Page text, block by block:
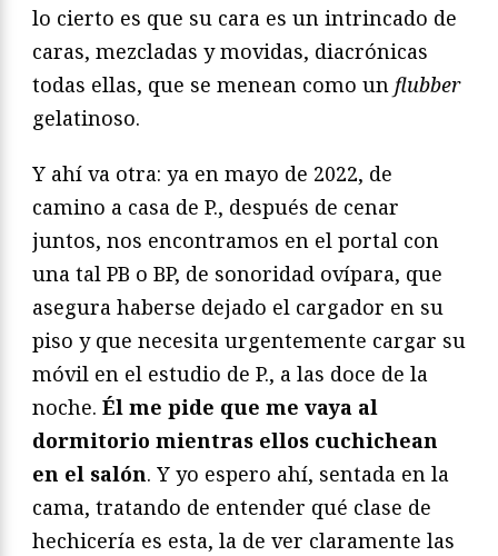
lo cierto es que su cara es un intrincado de
caras, mezcladas y movidas, diacrónicas
todas ellas, que se menean como un flubber
gelatinoso.
Y ahí va otra: ya en mayo de 2022, de
camino a casa de P., después de cenar
juntos, nos encontramos en el portal con
una tal PB o BP, de sonoridad ovípara, que
asegura haberse dejado el cargador en su
piso y que necesita urgentemente cargar su
móvil en el estudio de P., a las doce de la
noche. Él me pide que me vaya al
dormitorio mientras ellos cuchichean
en el salón. Y yo espero ahí, sentada en la
cama, tratando de entender qué clase de
hechicería es esta, la de ver claramente las